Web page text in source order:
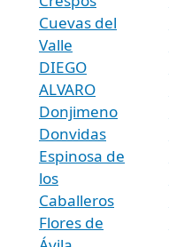
Cuevas del
Valle
DIEGO
ALVARO
Donjimeno
Donvidas
Espinosa de
los
Caballeros
Flores de